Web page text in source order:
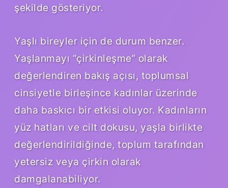
şekilde gösteriyor.
Yaşlı bireyler için de durum benzer.
Yaşlanmayı “çirkinleşme” olarak
değerlendiren bakış açısı, toplumsal
cinsiyetle birleşince kadınlar üzerinde
daha baskıcı bir etkisi oluyor. Kadınların
yüz hatları ve cilt dokusu, yaşla birlikte
değerlendirildiğinde, toplum tarafından
yetersiz veya çirkin olarak
damgalanabiliyor.